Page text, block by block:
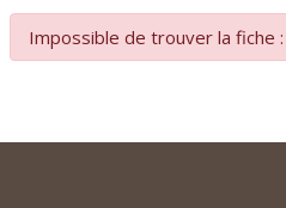
Impossible de trouver la fiche